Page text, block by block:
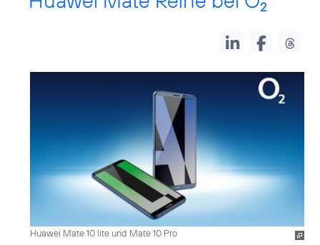
2
Huawei Mate 10 lite und Mate 10 Pro